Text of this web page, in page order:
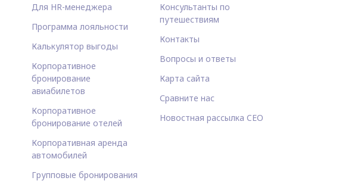
Для HR-менеджера
Программа лояльности
Калькулятор выгоды
Корпоративное
бронирование
авиабилетов
Корпоративное
бронирование отелей
Корпоративная аренда
автомобилей
Групповые бронирования
Консультанты по
путешествиям
Контакты
Вопросы и ответы
Карта сайта
Сравните нас
Новостная рассылка CEO